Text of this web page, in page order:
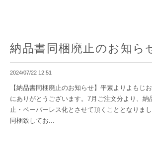
納品書同梱廃止のお知ら
2024/07/22 12:51
【納品書同梱廃止のお知らせ】平素よりよもじ
にありがとうございます。7月ご注文分より、納
止・ペーパーレス化とさせて頂くこととなりま
同梱致してお...